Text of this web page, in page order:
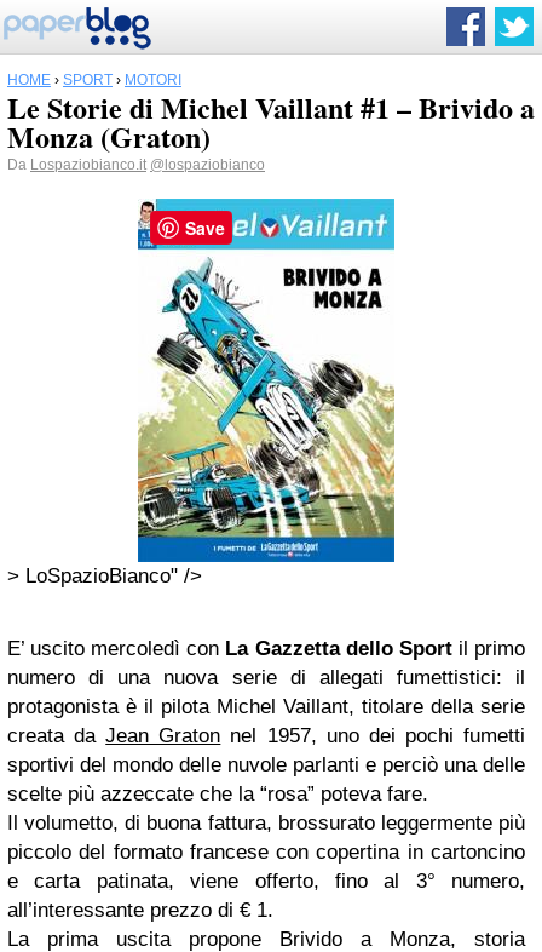
HOME › SPORT › MOTORI
Le Storie di Michel Vaillant #1 – Brivido a
Monza (Graton)
Da Lospaziobianco.it @lospaziobianco
> LoSpazioBianco" />
E’ uscito mercoledì con La Gazzetta dello Sportil primo
numero di una nuova serie di allegati fumettistici: il
protagonista è il pilota Michel Vaillant, titolare della serie
creata daJean Graton nel 1957, uno dei pochi fumetti
sportivi del mondo delle nuvole parlanti e perciò una delle
scelte più azzeccate che la “rosa” poteva fare.
Il volumetto, di buona fattura, brossurato leggermente più
piccolo del formato francese con copertina in cartoncino
e carta patinata, viene offerto, fino al 3° numero,
all’interessante prezzo di € 1.
La prima uscita propone Brivido a Monza, storia
Save